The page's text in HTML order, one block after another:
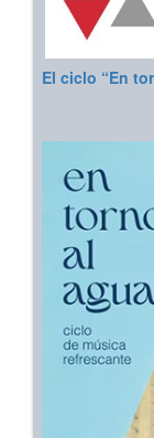
El ciclo “En